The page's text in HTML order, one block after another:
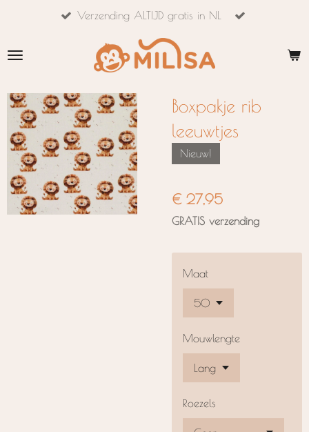
naar
hoofdinhoud
Verzending ALTIJD gratis in NL
Boxpakje rib
leeuwtjes
Nieuw!
€ 27,95
GRATIS verzending
Maat
Mouwlengte
Roezels